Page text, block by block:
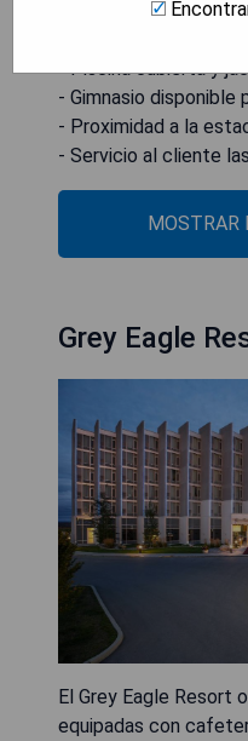
- Piscina cubierta y
- Gimnasio disponible
- Proximidad a la
- Servicio al cliente
MOSTRAR
Grey Eagle
El Grey Eagle Resort
equipadas con